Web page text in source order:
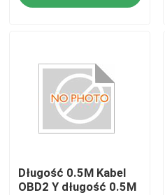
Skontaktuj się z nami
Kabel OBD2 typu Y
Kabel przedłużający OBD2
Długość 0.5M Kabel
OBD2 Y długość 0.5M